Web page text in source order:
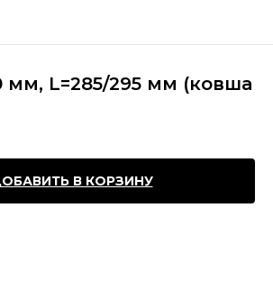
мм, L=285/295 мм (ковша
В КОРЗИНУ